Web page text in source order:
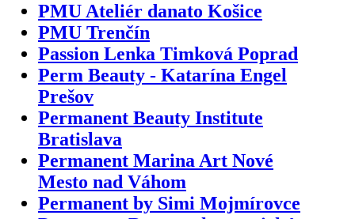
PMU Ateliér danato Košice
PMU Trenčín
Passion Lenka Timková Poprad
Perm Beauty - Katarína Engel
Prešov
Permanent Beauty Institute
Bratislava
Permanent Marina Art Nové
Mesto nad Váhom
Permanent by Simi Mojmírovce